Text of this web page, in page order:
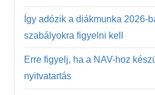
Így adózik a diákmunka 2026-
szabályokra figyelni kell
Erre figyelj, ha a NAV-hoz
nyitvatartás